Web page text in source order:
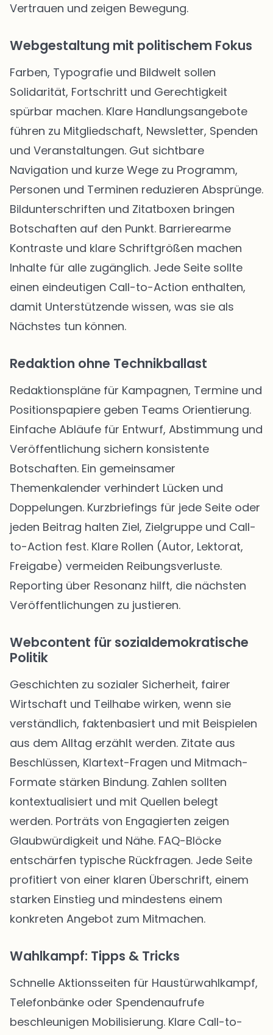
Vertrauen und zeigen Bewegung.
Webgestaltung mit politischem Fokus
Farben, Typografie und Bildwelt sollen
Solidarität, Fortschritt und Gerechtigkeit
spürbar machen. Klare Handlungsangebote
führen zu Mitgliedschaft, Newsletter, Spenden
und Veranstaltungen. Gut sichtbare
Navigation und kurze Wege zu Programm,
Personen und Terminen reduzieren Absprünge.
Bildunterschriften und Zitatboxen bringen
Botschaften auf den Punkt. Barrierearme
Kontraste und klare Schriftgrößen machen
Inhalte für alle zugänglich. Jede Seite sollte
einen eindeutigen Call-to-Action enthalten,
damit Unterstützende wissen, was sie als
Nächstes tun können.
Redaktion ohne Technikballast
Redaktionspläne für Kampagnen, Termine und
Positionspapiere geben Teams Orientierung.
Einfache Abläufe für Entwurf, Abstimmung und
Veröffentlichung sichern konsistente
Botschaften. Ein gemeinsamer
Themenkalender verhindert Lücken und
Doppelungen. Kurzbriefings für jede Seite oder
jeden Beitrag halten Ziel, Zielgruppe und Call-
to-Action fest. Klare Rollen (Autor, Lektorat,
Freigabe) vermeiden Reibungsverluste.
Reporting über Resonanz hilft, die nächsten
Veröffentlichungen zu justieren.
Webcontent für sozialdemokratische
Politik
Geschichten zu sozialer Sicherheit, fairer
Wirtschaft und Teilhabe wirken, wenn sie
verständlich, faktenbasiert und mit Beispielen
aus dem Alltag erzählt werden. Zitate aus
Beschlüssen, Klartext-Fragen und Mitmach-
Formate stärken Bindung. Zahlen sollten
kontextualisiert und mit Quellen belegt
werden. Porträts von Engagierten zeigen
Glaubwürdigkeit und Nähe. FAQ-Blöcke
entschärfen typische Rückfragen. Jede Seite
profitiert von einer klaren Überschrift, einem
starken Einstieg und mindestens einem
konkreten Angebot zum Mitmachen.
Wahlkampf: Tipps & Tricks
Schnelle Aktionsseiten für Haustürwahlkampf,
Telefonbänke oder Spendenaufrufe
beschleunigen Mobilisierung. Klare Call-to-